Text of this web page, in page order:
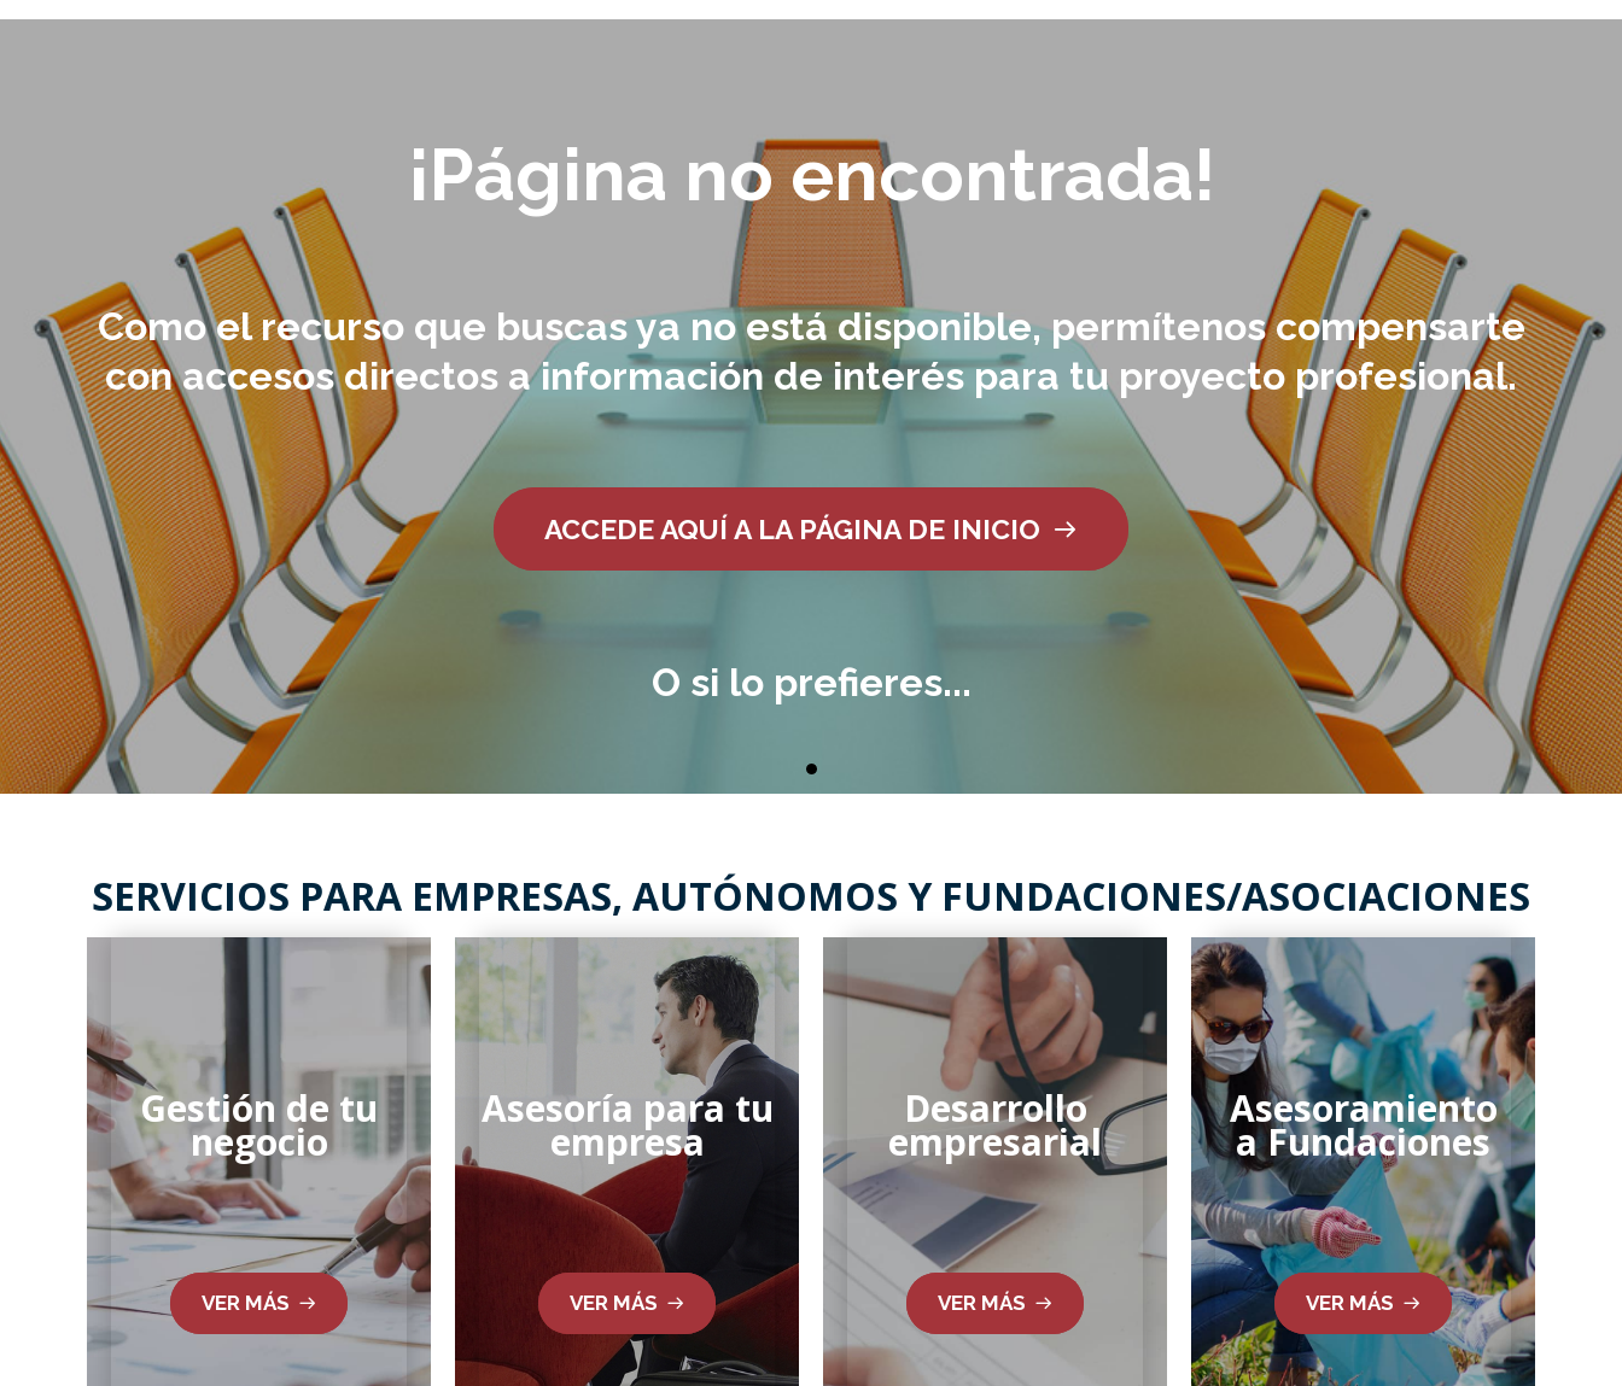
¡Página no encontrada!
Como el recurso que buscas ya no está disponible, permítenos compensarte
con accesos directos a información de interés para tu proyecto profesional.
ACCEDE AQUÍ A LA PÁGINA DE INICIO
O si lo prefieres...
SERVICIOS PARA EMPRESAS, AUTÓNOMOS Y FUNDACIONES/ASOCIACIONES
Gestión de tu
negocio
VER MÁS
Asesoría para tu
empresa
VER MÁS
Desarrollo
empresarial
VER MÁS
Asesoramiento
a Fundaciones
VER MÁS